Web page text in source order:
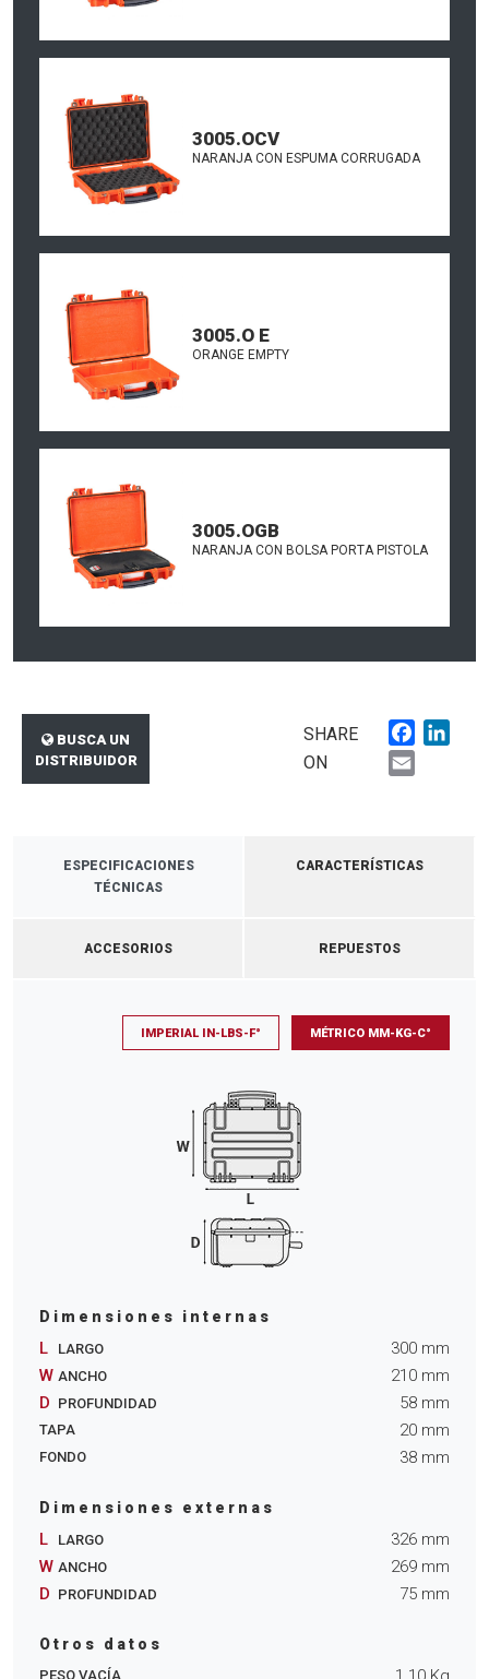
3005.OCV
NARANJA CON ESPUMA CORRUGADA
3005.O E
ORANGE EMPTY
3005.OGB
NARANJA CON BOLSA PORTA PISTOLA
BUSCA UN
DISTRIBUIDOR
SHARE
ON
ESPECIFICACIONES
TÉCNICAS
CARACTERÍSTICAS
ACCESORIOS REPUESTOS
IMPERIAL IN-LBS-F° MÉTRICO MM-KG-C°
Dimensiones internas
L LARGO 300 mm
W ANCHO 210 mm
D PROFUNDIDAD 58 mm
TAPA 20 mm
FONDO 38 mm
Dimensiones externas
L LARGO 326 mm
W ANCHO 269 mm
D PROFUNDIDAD 75 mm
Otros datos
PESO VACÍA